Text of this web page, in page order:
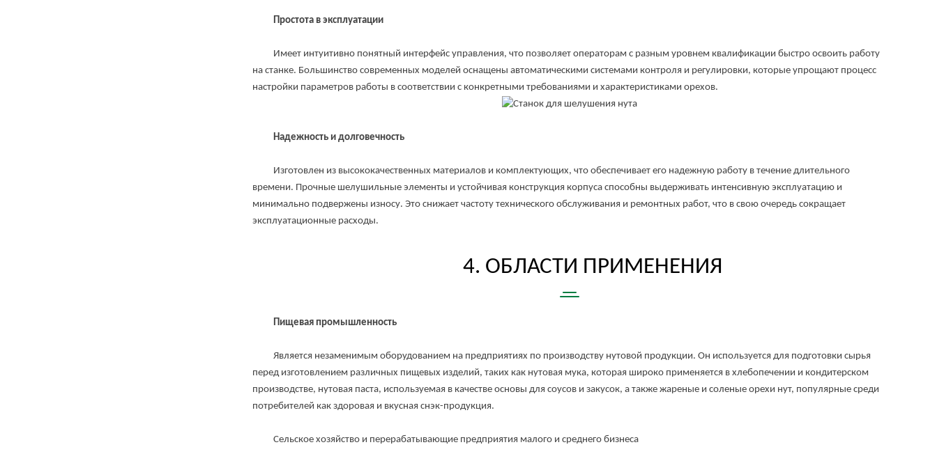
Простота в эксплуатации
Имеет интуитивно понятный интерфейс управления, что позволяет операторам с разным уровнем квалификации быстро освоить работу
на станке. Большинство современных моделей оснащены автоматическими системами контроля и регулировки, которые упрощают процесс
настройки параметров работы в соответствии с конкретными требованиями и характеристиками орехов.
Надежность и долговечность
Изготовлен из высококачественных материалов и комплектующих, что обеспечивает его надежную работу в течение длительного
времени. Прочные шелушильные элементы и устойчивая конструкция корпуса способны выдерживать интенсивную эксплуатацию и
минимально подвержены износу. Это снижает частоту технического обслуживания и ремонтных работ, что в свою очередь сокращает
эксплуатационные расходы.
4. ОБЛАСТИ ПРИМЕНЕНИЯ
Пищевая промышленность
Является незаменимым оборудованием на предприятиях по производству нутовой продукции. Он используется для подготовки сырья
перед изготовлением различных пищевых изделий, таких как нутовая мука, которая широко применяется в хлебопечении и кондитерском
производстве, нутовая паста, используемая в качестве основы для соусов и закусок, а также жареные и соленые орехи нут, популярные среди
потребителей как здоровая и вкусная снэк-продукция.
Сельское хозяйство и перерабатывающие предприятия малого и среднего бизнеса